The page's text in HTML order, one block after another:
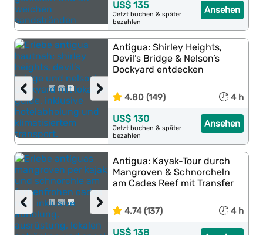
Ansehen
US$ 135
Jetzt buchen & später
bezahlen
›
‹
Antigua: Shirley Heights,
Devil’s Bridge & Nelson’s
Dockyard entdecken
4.80 (149) 4 h
Ansehen
US$ 130
Jetzt buchen & später
bezahlen
›
‹
Antigua: Kayak-Tour durch
Mangroven & Schnorcheln
am Cades Reef mit Transfer
4.74 (137) 4 h
US$ 138